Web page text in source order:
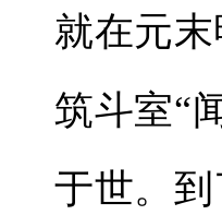
就在元
筑斗室“
于世。